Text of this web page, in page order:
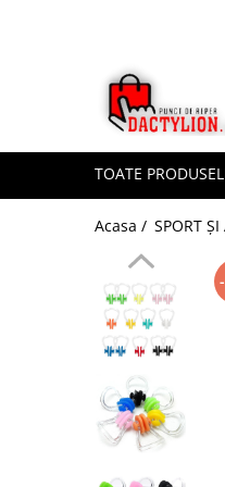
TOATE
Acasa / SPORT